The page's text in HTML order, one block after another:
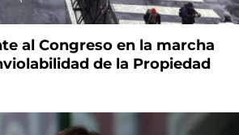
al Congreso en la marcha
de la Propiedad